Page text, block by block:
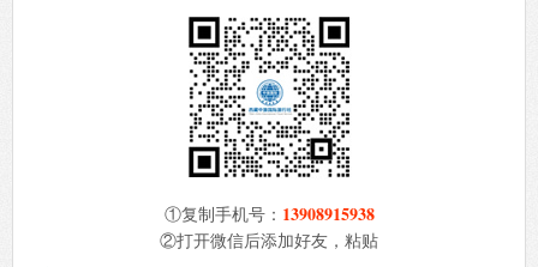
①复制手机号： 13908915938
②打开微信后添加好友，粘贴